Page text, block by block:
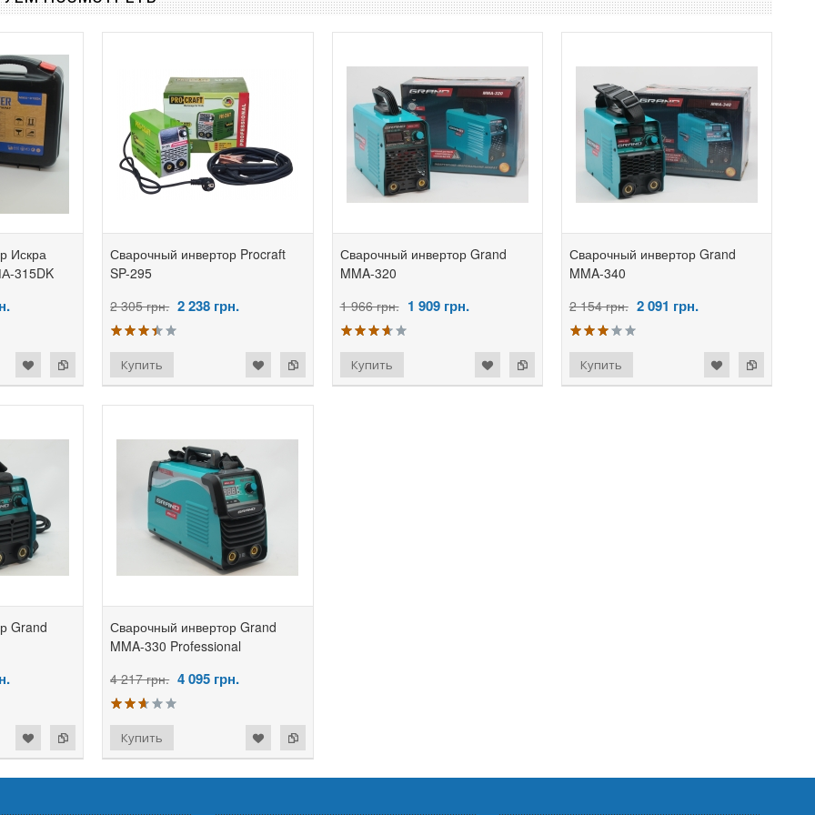
Искра
315DK
Сварочный инвертор Procraft
SP-295
2 305 грн. 2 238 грн.
Сварочный инвертор Grand
MMA-320
1 966 грн. 1 909 грн.
добавить к сравнению
добавить в избранное
Сварочный инвертор Grand
MMA-340
2 154 грн. 2 091 грн.
добавить к сравнению
добавить в избранное
Grand
Сварочный инвертор Grand
MMA-330 Professional
4 217 грн. 4 095 грн.